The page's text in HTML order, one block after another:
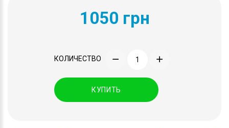
1050 грн
КОЛИЧЕСТВО
КУПИТЬ